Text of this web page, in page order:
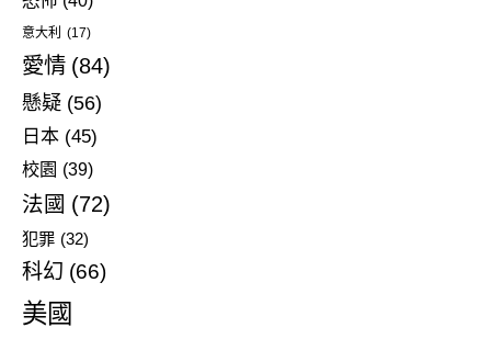
意大利 (17)
愛情 (84)
懸疑 (56)
日本 (45)
校園 (39)
法國 (72)
犯罪 (32)
科幻 (66)
美國